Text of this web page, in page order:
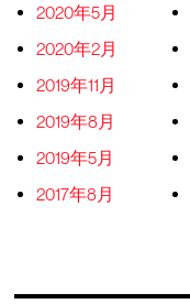
2020年5月
2020年2月
2019年11月
2019年8月
2019年5月
2017年8月